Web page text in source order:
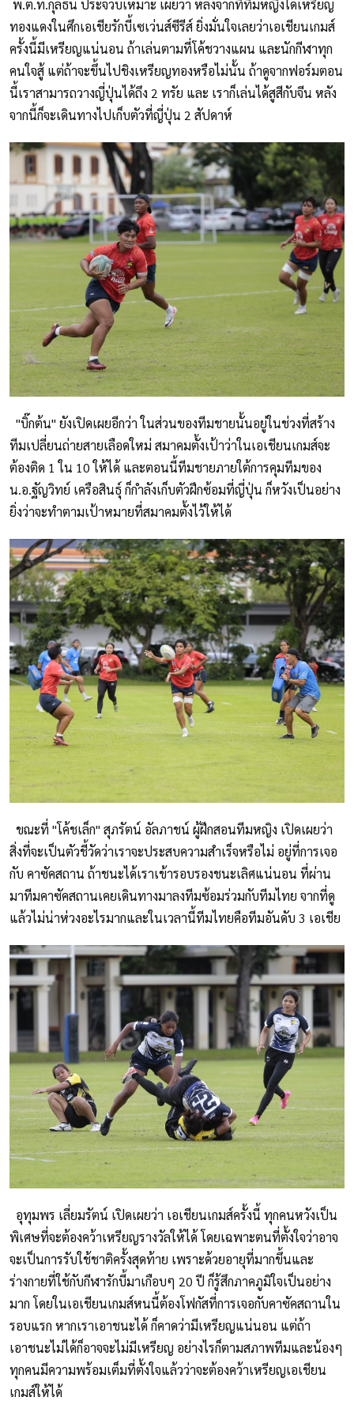
พ.ต.ท.กุลธน ประจวบเหมาะ เผยว่า หลังจากที่ทีมหญิงได้เหรียญ
ทองแดงในศึกเอเชียรักบี้เซเว่นส์ซีรีส์ ยิ่งมั่นใจเลยว่าเอเชียนเกมส์
ครั้งนี้มีเหรียญแน่นอน ถ้าเล่นตามที่โค้ชวางแผน และนักกีฬาทุก
คนใจสู้ แต่ถ้าจะขึ้นไปชิงเหรียญทองหรือไม่นั้น ถ้าดูจากฟอร์มตอน
นี้เราสามารถวางญี่ปุ่นได้ถึง 2 ทรัย และ เราก็เล่นได้สูสีกับจีน หลัง
จากนี้ก็จะเดินทางไปเก็บตัวที่ญี่ปุ่น 2 สัปดาห์
"บิ๊กต้น" ยังเปิดเผยอีกว่า ในส่วนของทีมชายนั้นอยู่ในช่วงที่สร้าง
ทีมเปลี่ยนถ่ายสายเลือดใหม่ สมาคมตั้งเป้าว่าในเอเชียนเกมส์จะ
ต้องติด 1 ใน 10 ให้ได้ และตอนนี้ทีมชายภายใต้การคุมทีมของ
น.อ.ฐัญวิทย์ เครือสินธุ์ ก็กำลังเก็บตัวฝึกซ้อมที่ญี่ปุ่น ก็หวังเป็นอย่าง
ยิ่งว่าจะทำตามเป้าหมายที่สมาคมตั้งไว้ให้ได้
ขณะที่ "โค้ชเล็ก" สุภรัตน์ อัลภาชน์ ผู้ฝึกสอนทีมหญิง เปิดเผยว่า
สิ่งที่จะเป็นตัวชี้วัดว่าเราจะประสบความสําเร็จหรือไม่ อยู่ที่การเจอ
กับ คาซัคสถาน ถ้าชนะได้เราเข้ารอบรองชนะเลิศแน่นอน ที่ผ่าน
มาทีมคาซัคสถานเคยเดินทางมาลงทีมซ้อมร่วมกับทีมไทย จากที่ดู
แล้วไม่น่าห่วงอะไรมากและในเวลานี้ทีมไทยคือทีมอันดับ 3 เอเชีย
อุทุมพร เลี่ยมรัตน์ เปิดเผยว่า เอเชียนเกมส์ครั้งนี้ ทุกคนหวังเป็น
พิเศษที่จะต้องคว้าเหรียญรางวัลให้ได้ โดยเฉพาะตนที่ตั้งใจว่าอาจ
จะเป็นการรับใช้ชาติครั้งสุดท้าย เพราะด้วยอายุที่มากขึ้นและ
ร่างกายที่ใช้กับกีฬารักบี้มาเกือบๆ 20 ปี ก็รู้สึกภาคภูมิใจเป็นอย่าง
มาก โดยในเอเชียนเกมส์หนนี้ต้องโฟกัสที่การเจอกับคาซัคสถานใน
รอบแรก หากเราเอาชนะได้ ก็คาดว่ามีเหรียญแน่นอน แต่ถ้า
เอาชนะไม่ได้ก็อาจจะไม่มีเหรียญ อย่างไรก็ตามสภาพทีมและน้องๆ
ทุกคนมีความพร้อมเต็มที่ตั้งใจแล้วว่าจะต้องคว้าเหรียญเอเชียน
เกมส์ให้ได้